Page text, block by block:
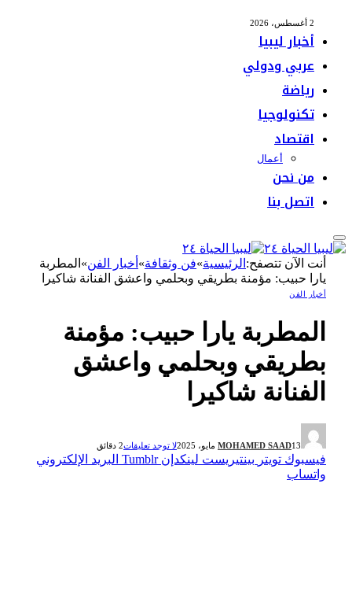
أخبار ليبيا
عربي ودولي
رياضة
تكنولوجيا
اقتصاد
أعمال
من نحن
اتصل بنا
أنت الآن تتصفح:الرئيسية»فن وثقافة»أخبار الفن»المطربة
يارا حبيب: مؤمنة بطريقي وبحلمي واعشق الفنانة شاكيرا
أخبار الفن
المطربة يارا حبيب: مؤمنة
بطريقي وبحلمي واعشق
الفنانة شاكيرا
MOHAMED SAAD13 مايو، 2025 لا توجد تعليقات2 دقائق
فيسبوك تويتر بينتيريست لينكدإن Tumblr البريد الإلكتروني
واتساب